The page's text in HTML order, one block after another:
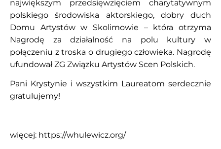
największym przedsięwzięciem charytatywnym
polskiego środowiska aktorskiego, dobry duch
Domu Artystów w Skolimowie – która otrzyma
Nagrodę za działalność na polu kultury w
połączeniu z troska o drugiego człowieka. Nagrodę
ufundował ZG Związku Artystów Scen Polskich.
Pani Krystynie i wszystkim Laureatom serdecznie
gratulujemy!
więcej: https://whulewicz.org/